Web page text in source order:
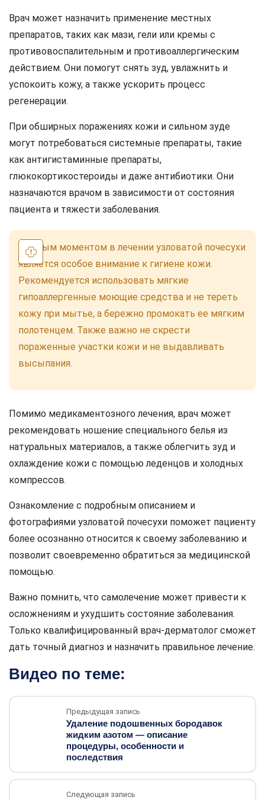
Врач может назначить применение местных
препаратов, таких как мази, гели или кремы с
противовоспалительным и противоаллергическим
действием. Они помогут снять зуд, увлажнить и
успокоить кожу, а также ускорить процесс
регенерации.
При обширных поражениях кожи и сильном зуде
могут потребоваться системные препараты, такие
как антигистаминные препараты,
глюкокортикостероиды и даже антибиотики. Они
назначаются врачом в зависимости от состояния
пациента и тяжести заболевания.
Важным моментом в лечении узловатой почесухи
является особое внимание к гигиене кожи.
Рекомендуется использовать мягкие
гипоаллергенные моющие средства и не тереть
кожу при мытье, а бережно промокать ее мягким
полотенцем. Также важно не скрести
пораженные участки кожи и не выдавливать
высыпания.
Помимо медикаментозного лечения, врач может
рекомендовать ношение специального белья из
натуральных материалов, а также облегчить зуд и
охлаждение кожи с помощью леденцов и холодных
компрессов.
Ознакомление с подробным описанием и
фотографиями узловатой почесухи поможет пациенту
более осознанно относится к своему заболеванию и
позволит своевременно обратиться за медицинской
помощью.
Важно помнить, что самолечение может привести к
осложнениям и ухудшить состояние заболевания.
Только квалифицированный врач-дерматолог сможет
дать точный диагноз и назначить правильное лечение.
Видео по теме:
Предыдущая запись
Удаление подошвенных бородавок
жидким азотом — описание
процедуры, особенности и
последствия
Следующая запись